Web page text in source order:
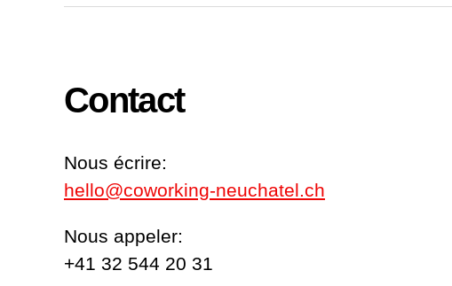
Contact
Nous écrire:
hello@coworking-neuchatel.ch
Nous appeler:
+41 32 544 20 31